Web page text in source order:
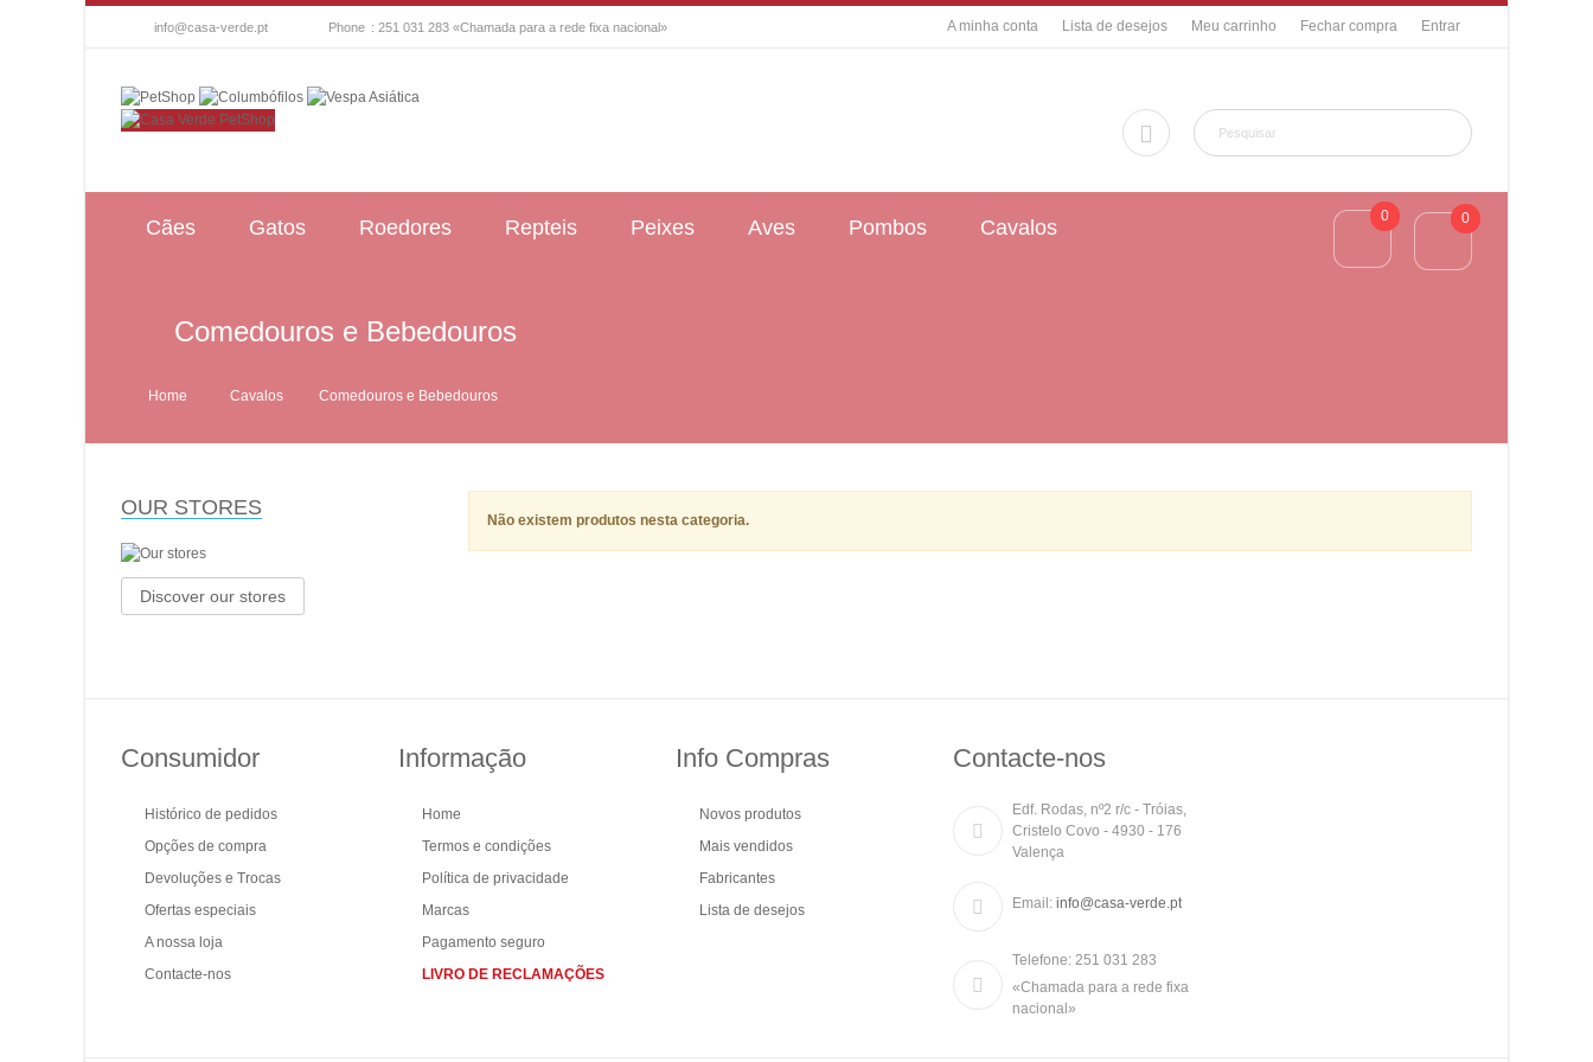
info@casa-verde.pt Phone : 251 031 283 «Chamada para a rede fixa nacional» A minha conta Lista de desejos Meu carrinho Fechar compra Entrar
Cães Gatos Roedores Repteis Peixes Aves Pombos Cavalos 0 0
Comedouros e Bebedouros
Home Cavalos Comedouros e Bebedouros
OUR STORES
Discover our stores
Não existem produtos nesta categoria.
Consumidor
Histórico de pedidos
Opções de compra
Devoluções e Trocas
Ofertas especiais
A nossa loja
Contacte-nos
Informação
Home
Termos e condições
Política de privacidade
Marcas
Pagamento seguro
LIVRO DE RECLAMAÇÕES
Info Compras
Novos produtos
Mais vendidos
Fabricantes
Lista de desejos
Contacte-nos
Edf. Rodas, nº2 r/c - Tróias,
Cristelo Covo - 4930 - 176
Valença
Email: info@casa-verde.pt
Telefone: 251 031 283
«Chamada para a rede fixa
nacional»